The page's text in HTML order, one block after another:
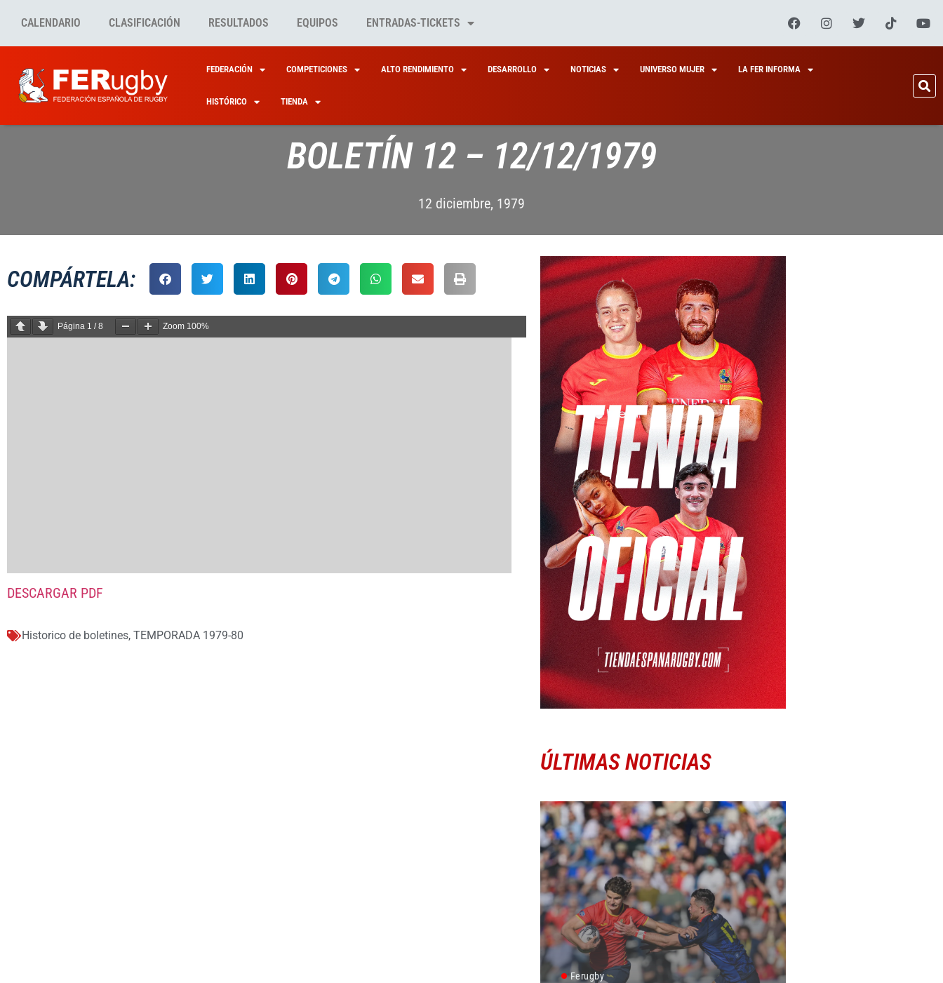
CALENDARIO CLASIFICACIÓN RESULTADOS EQUIPOS ENTRADAS-TICKETS
FEDERACIÓN COMPETICIONES ALTO RENDIMIENTO DESARROLLO NOTICIAS UNIVERSO MUJER LA FER INFORMA
HISTÓRICO TIENDA
BOLETÍN 12 – 12/12/1979
12 diciembre, 1979
COMPÁRTELA:
Página 1 /8 Zoom 100%
DESCARGAR PDF
Historico de boletines, TEMPORADA 1979-80
ÚLTIMAS NOTICIAS
Ferugby